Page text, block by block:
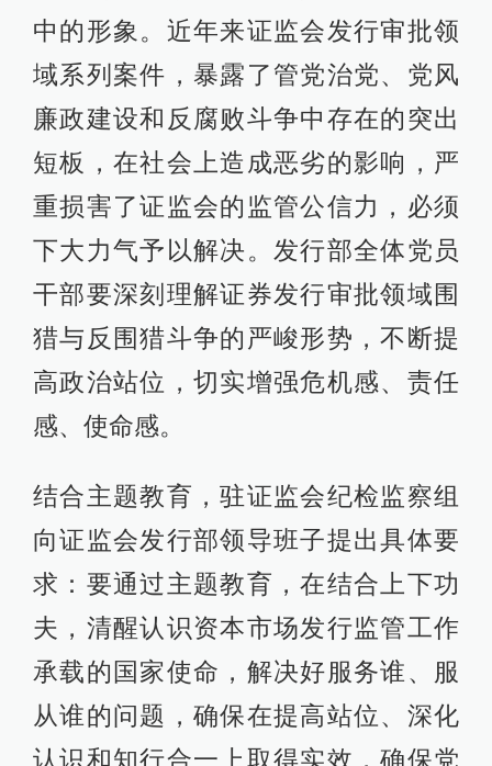
中的形象。近年来证监会发行审批领
域系列案件，暴露了管党治党、党风
廉政建设和反腐败斗争中存在的突出
短板，在社会上造成恶劣的影响，严
重损害了证监会的监管公信力，必须
下大力气予以解决。发行部全体党员
干部要深刻理解证券发行审批领域围
猎与反围猎斗争的严峻形势，不断提
高政治站位，切实增强危机感、责任
感、使命感。
结合主题教育，驻证监会纪检监察组
向证监会发行部领导班子提出具体要
求：要通过主题教育，在结合上下功
夫，清醒认识资本市场发行监管工作
承载的国家使命，解决好服务谁、服
从谁的问题，确保在提高站位、深化
认识和知行合一上取得实效，确保党